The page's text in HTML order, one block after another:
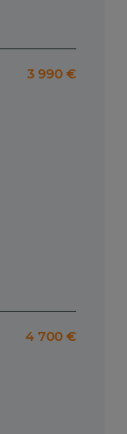
3 990 €
4 700 €